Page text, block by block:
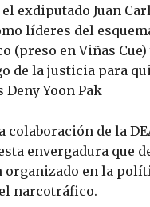
exdiputado Juan
líderes del
(preso en Viñas
de la justicia para
Deny Yoon Pak
de la
envergadura que
en la
narcotráfico.